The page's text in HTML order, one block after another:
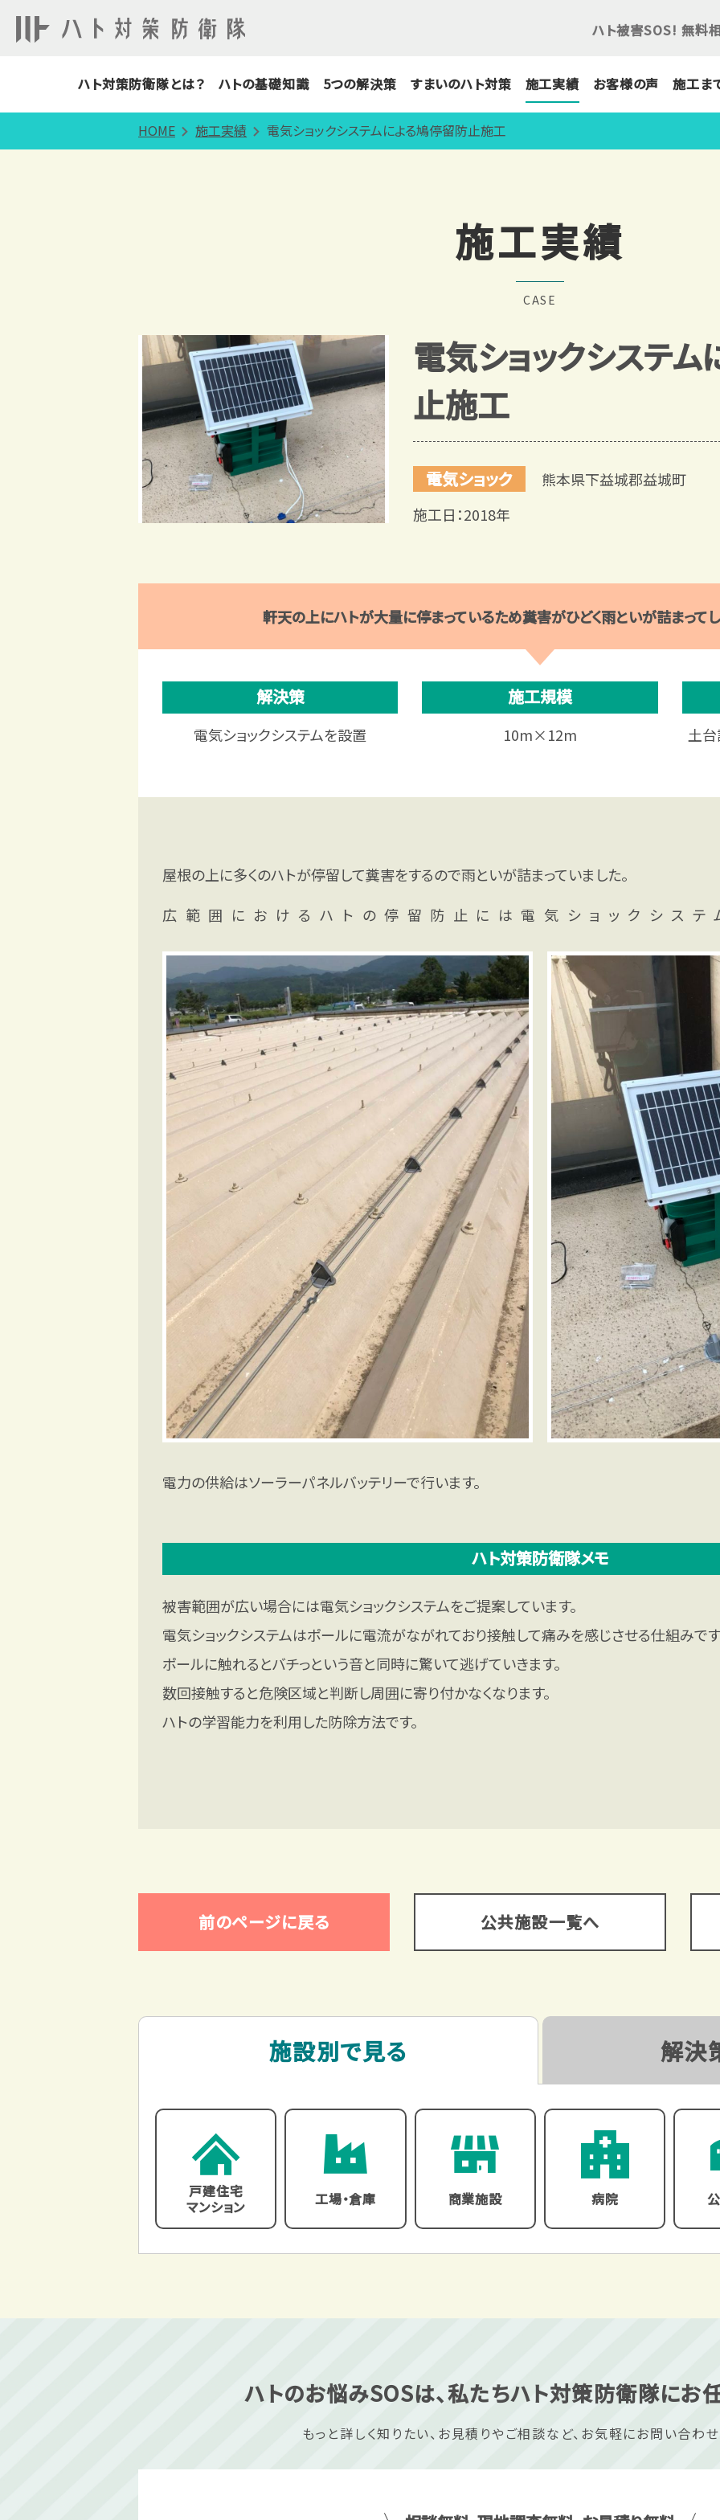
ハト被害SOS! 無料
ハト対策防衛隊とは？ ハトの基礎知識 5つの解決策 すまいのハト対策 施工実績 お客様の声 施工ま
HOME 施工実績 電気ショックシステムによる鳩停留防止施工
施工実績
CASE
電気ショックシステ
止施工
電気ショック
熊本県下益城郡益城町
施工日：2018年
軒天の上にハトが大量に停まっているため糞害がひどく雨といが詰まってし
解決策
電気ショックシステムを設置
施工規模
10m×12m 土
屋根の上に多くのハトが停留して糞害をするので雨といが詰まっていました。
広範囲におけるハトの停留防止には電気ショックシステ
電力の供給はソーラーパネルバッテリーで行います。
ハト対策防衛隊メモ
被害範囲が広い場合には電気ショックシステムをご提案しています。
電気ショックシステムはポールに電流がながれており接触して痛みを感じさせる仕組みです
ポールに触れるとバチっという音と同時に驚いて逃げていきます。
数回接触すると危険区域と判断し周囲に寄り付かなくなります。
ハトの学習能力を利用した防除方法です。
前のページに戻る 公共施設一覧へ
施設別で見る 解決
戸建住宅
マンション
工場・倉庫 商業施設 病院
ハトのお悩みSOSは、私たちハト対策防衛隊にお
もっと詳しく知りたい、 お見積りやご相談など、 お気軽にお問い合わせ